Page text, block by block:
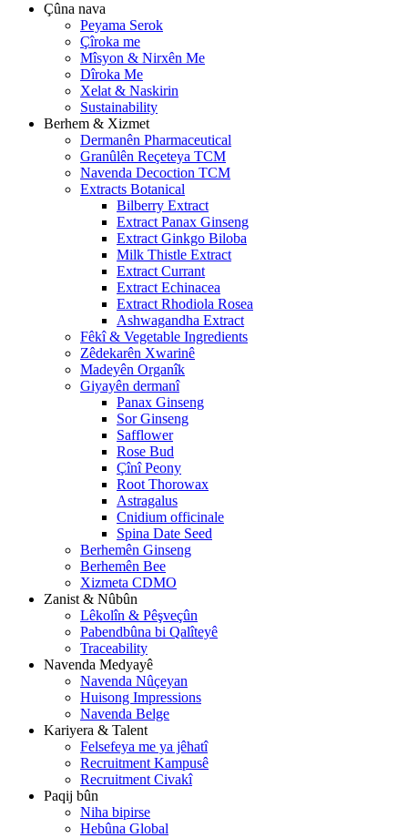
Çûna nava
Peyama Serok
Çîroka me
Mîsyon & Nirxên Me
Dîroka Me
Xelat & Naskirin
Sustainability
Berhem & Xizmet
Dermanên Pharmaceutical
Granûlên Reçeteya TCM
Navenda Decoction TCM
Extracts Botanical
Bilberry Extract
Extract Panax Ginseng
Extract Ginkgo Biloba
Milk Thistle Extract
Extract Currant
Extract Echinacea
Extract Rhodiola Rosea
Ashwagandha Extract
Fêkî & Vegetable Ingredients
Zêdekarên Xwarinê
Madeyên Organîk
Giyayên dermanî
Panax Ginseng
Sor Ginseng
Safflower
Rose Bud
Çînî Peony
Root Thorowax
Astragalus
Cnidium officinale
Spina Date Seed
Berhemên Ginseng
Berhemên Bee
Xizmeta CDMO
Zanist & Nûbûn
Lêkolîn & Pêşveçûn
Pabendbûna bi Qalîteyê
Traceability
Navenda Medyayê
Navenda Nûçeyan
Huisong Impressions
Navenda Belge
Kariyera & Talent
Felsefeya me ya jêhatî
Recruitment Kampusê
Recruitment Civakî
Paqij bûn
Niha bipirse
Hebûna Global